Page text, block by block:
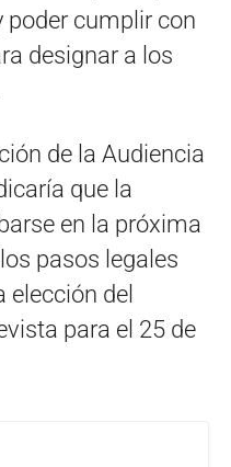
poder cumplir con
designar a los
de la Audiencia
que la
en la próxima
pasos legales
elección del
para el 25 de